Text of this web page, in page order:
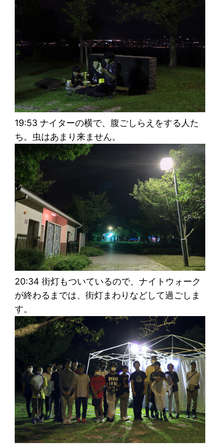
19:53 ナイターの横で、腹ごしらえをする人た
ち。虫はあまり来ません。
20:34 街灯もついているので、ナイトウォーク
が終わるまでは、街灯まわりなどして過ごしま
す。